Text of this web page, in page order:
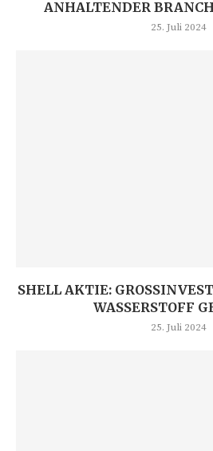
ANHALTENDER
25. Juli 2024
SHELL AKTIE:
ASSERSTOFF
25. Juli 2024